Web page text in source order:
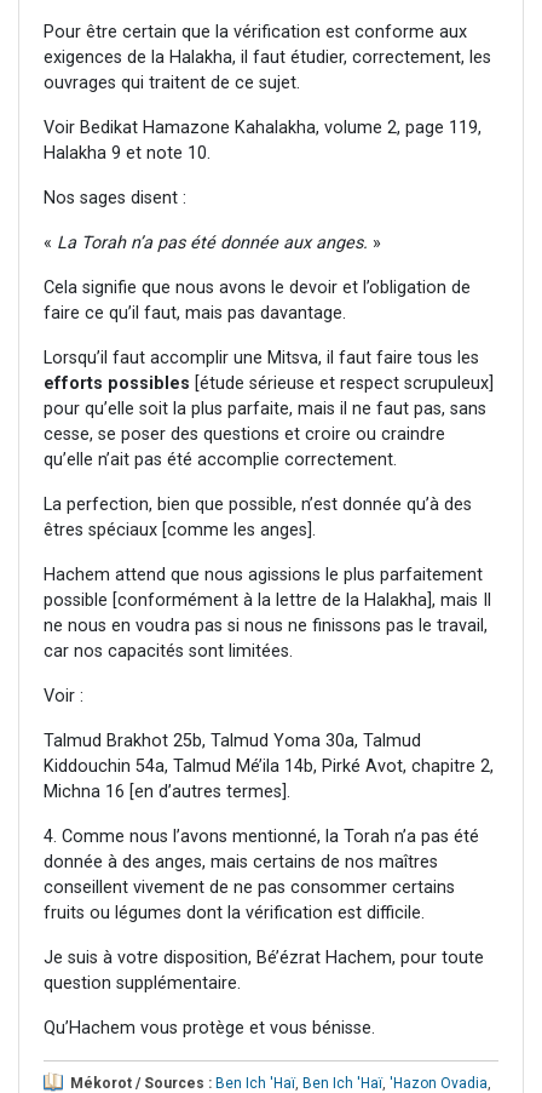
Pour être certain que la vérification est conforme aux
exigences de la Halakha, il faut étudier, correctement, les
ouvrages qui traitent de ce sujet.
Voir Bedikat Hamazone Kahalakha, volume 2, page 119,
Halakha 9 et note 10.
Nos sages disent :
« La Torah n’a pas été donnée aux anges. »
Cela signifie que nous avons le devoir et l’obligation de
faire ce qu’il faut, mais pas davantage.
Lorsqu’il faut accomplir une Mitsva, il faut faire tous les
efforts possibles [étude sérieuse et respect scrupuleux]
pour qu’elle soit la plus parfaite, mais il ne faut pas, sans
cesse, se poser des questions et croire ou craindre
qu’elle n’ait pas été accomplie correctement.
La perfection, bien que possible, n’est donnée qu’à des
êtres spéciaux [comme les anges].
Hachem attend que nous agissions le plus parfaitement
possible [conformément à la lettre de la Halakha], mais Il
ne nous en voudra pas si nous ne finissons pas le travail,
car nos capacités sont limitées.
Voir :
Talmud Brakhot 25b, Talmud Yoma 30a, Talmud
Kiddouchin 54a, Talmud Mé’ila 14b, Pirké Avot, chapitre 2,
Michna 16 [en d’autres termes].
4. Comme nous l’avons mentionné, la Torah n’a pas été
donnée à des anges, mais certains de nos maîtres
conseillent vivement de ne pas consommer certains
fruits ou légumes dont la vérification est difficile.
Je suis à votre disposition, Bé’ézrat Hachem, pour toute
question supplémentaire.
Qu’Hachem vous protège et vous bénisse.
Mékorot / Sources : Ben Ich 'Haï, Ben Ich 'Haï, 'Hazon Ovadia,